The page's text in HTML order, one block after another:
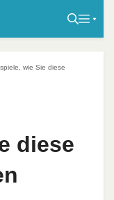
wie Sie diese
diese